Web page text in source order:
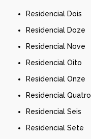
Residencial Dois
Residencial Doze
Residencial Nove
Residencial Oito
Residencial Onze
Residencial Quatro
Residencial Seis
Residencial Sete